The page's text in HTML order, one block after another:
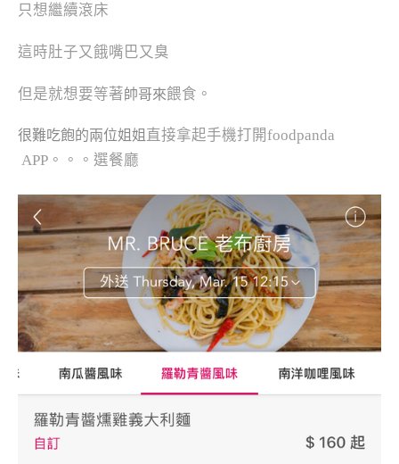
只想繼續滾床
這時肚子又餓嘴巴又臭
但是就想要等著帥哥來餵食。
很難吃飽的兩位姐姐 直接拿起手機打開foodpanda
APP。。。選餐廳